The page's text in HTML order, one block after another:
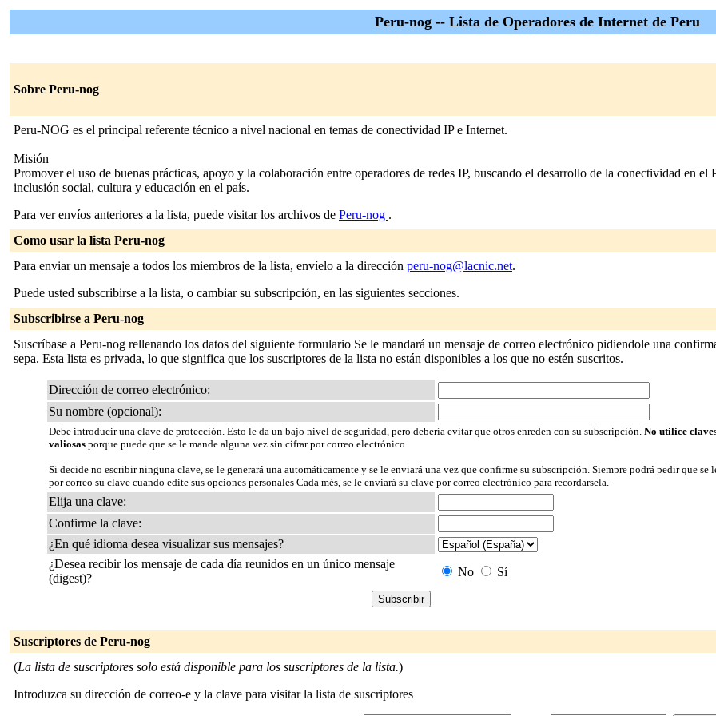
Peru-nog -- Lista de Operadores de Internet de Peru
Sobre Peru-nog
Peru-NOG es el principal referente técnico a nivel nacional en temas de conectividad IP e Internet.
Misión
Promover el uso de buenas prácticas, apoyo y la colaboración entre operadores de redes IP, buscando el desarrollo de la conectividad en
inclusión social, cultura y educación en el país.
Para ver envíos anteriores a la lista, puede visitar los archivos de Peru-nog .
Como usar la lista Peru-nog
Para enviar un mensaje a todos los miembros de la lista, envíelo a la dirección peru-nog@lacnic.net.
Puede usted subscribirse a la lista, o cambiar su subscripción, en las siguientes secciones.
Subscribirse a Peru-nog
Suscríbase a Peru-nog rellenando los datos del siguiente formulario Se le mandará un mensaje de correo electrónico pidiendole una
sepa. Esta lista es privada, lo que significa que los suscriptores de la lista no están disponibles a los que no estén suscritos.
Dirección de correo electrónico:
Su nombre (opcional):
Debe introducir una clave de protección. Esto le da un bajo nivel de seguridad, pero debería evitar que otros enreden con su subscripción. No utilice
valiosas porque puede que se le mande alguna vez sin cifrar por correo electrónico.
Si decide no escribir ninguna clave, se le generará una automáticamente y se le enviará una vez que confirme su subscripción. Siempre podrá pedir que se
por correo su clave cuando edite sus opciones personales Cada més, se le enviará su clave por correo electrónico para recordarsela.
Elija una clave:
Confirme la clave:
¿En qué idioma desea visualizar sus mensajes?
¿Desea recibir los mensaje de cada día reunidos en un único mensaje
(digest)?
No Sí
Suscriptores de Peru-nog
(La lista de suscriptores solo está disponible para los suscriptores de la lista.)
Introduzca su dirección de correo-e y la clave para visitar la lista de suscriptores